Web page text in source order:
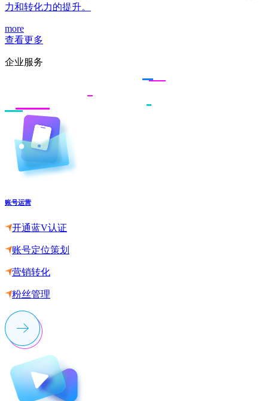
力和转化力的提升。
more
查看更多
企业服务
账号运营
开通蓝V认证
账号定位策划
营销转化
粉丝管理